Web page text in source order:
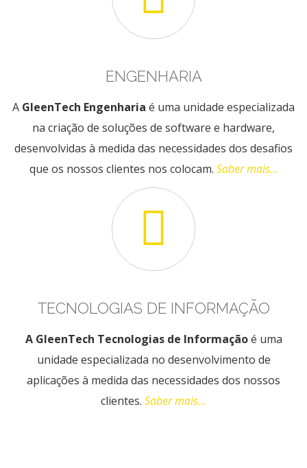
ENGENHARIA
A GleenTech Engenharia é uma unidade especializada
na criação de soluções de software e hardware,
desenvolvidas à medida das necessidades dos desafios
que os nossos clientes nos colocam. Saber mais...
TECNOLOGIAS DE INFORMAÇÃO
A GleenTech Tecnologias de Informaçãoé uma
unidade especializada no desenvolvimento de
aplicações à medida das necessidades dos nossos
clientes. Saber mais...